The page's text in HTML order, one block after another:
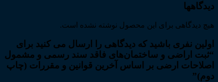
دیدگاهها
هیچ دیدگاهی برای این محصول نوشته نشده است.
اولین نفری باشید که دیدگاهی را ارسال می کنید برای
“ثبت اراضی و ساختمان‌های فاقد سند رسمی و مشمول
اصلاحات ارضی بر اساس آخرین قوانین و مقررات (چاپ
دوم)”